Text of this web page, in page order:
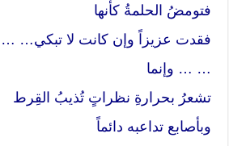
فتومضُ الحلمةُ كأنها
فقدت عزيزاً وإن كانت لا تبكي… …
… … وإنما
تشعرُ بحرارةِ نظراتٍ تُذيبُ القِرط
وبأصابع تداعبه دائماً